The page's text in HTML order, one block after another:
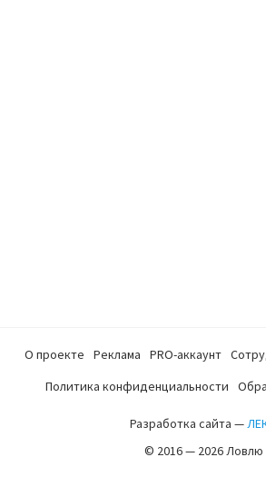
О проекте Реклама PRO-аккаунт
Политика конфиденциальности
Разработка сайта —
© 2016 — 2026 Ловлю